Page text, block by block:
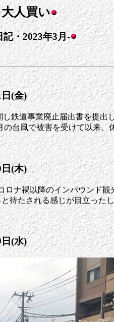
人買い
・2023年3月-
(金)
鉄道事業廃止届出書を提
台風で被害を受けて以来
(木)
ナ禍以降のインバウンド
待たされる感じが目立った
(水)